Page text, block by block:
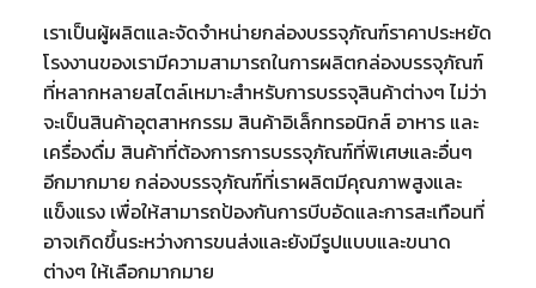
เราเป็นผู้ผลิตและจัดจำหน่ายกล่องบรรจุภัณฑ์ราคาประหยัด
โรงงานของเรามีความสามารถในการผลิตกล่องบรรจุภัณฑ์
ที่หลากหลายสไตล์เหมาะสำหรับการบรรจุสินค้าต่างๆ ไม่ว่า
จะเป็นสินค้าอุตสาหกรรม สินค้าอิเล็กทรอนิกส์ อาหาร และ
เครื่องดื่ม สินค้าที่ต้องการการบรรจุภัณฑ์ที่พิเศษและอื่นๆ
อีกมากมาย กล่องบรรจุภัณฑ์ที่เราผลิตมีคุณภาพสูงและ
แข็งแรง เพื่อให้สามารถป้องกันการบีบอัดและการสะเทือนที่
อาจเกิดขึ้นระหว่างการขนส่งและยังมีรูปแบบและขนาด
ต่างๆ ให้เลือกมากมาย